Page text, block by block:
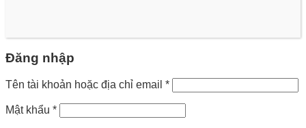
Đăng nhập
Tên tài khoản hoặc địa chỉ email *Bắt
buộc
Mật khẩu *Bắt
buộc